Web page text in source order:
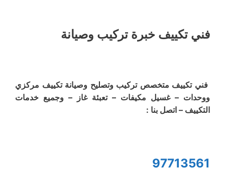
فني تكييف خبرة تركيب وصيانة
فني تكييف متخصص تركيب وتصليح وصيانة تكييف مركزي
ووحدات – غسيل مكيفات – تعبئة غاز – وجميع خدمات
التكييف – اتصل بنا :
97713561